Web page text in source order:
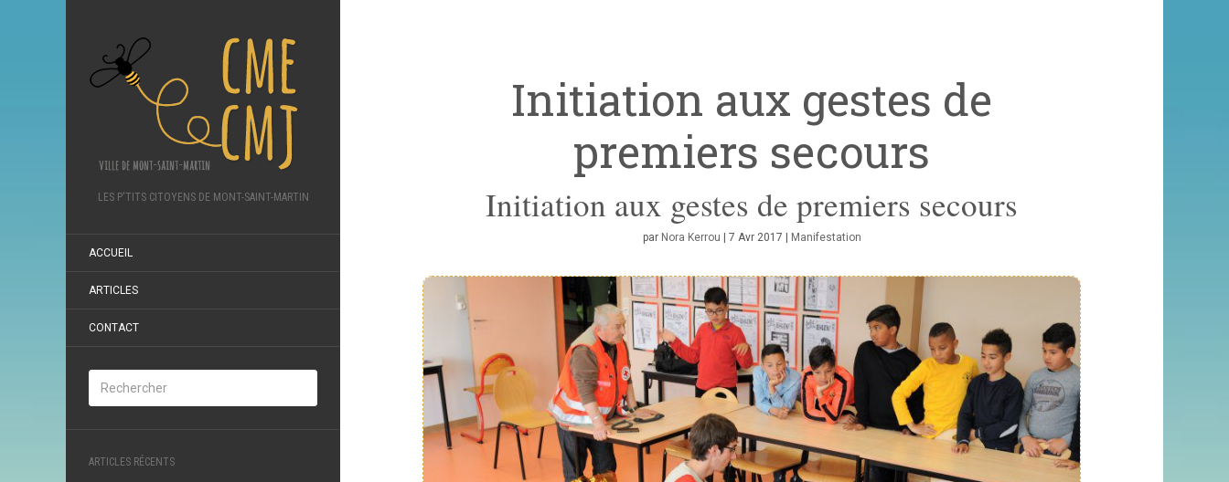
LES P'TITS CITOYENS DE MONT-SAINT-MARTIN
ACCUEIL
ARTICLES
CONTACT
ARTICLES RÉCENTS
Initiation aux gestes de
premiers secours
Initiation aux gestes de premiers secours
par Nora Kerrou | 7 Avr 2017 | Manifestation